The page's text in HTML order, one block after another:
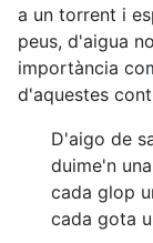
a un torrent i
peus, d'aigua
importància
d'aquestes
D'aigo de
duime'n
cada glop
cada gota